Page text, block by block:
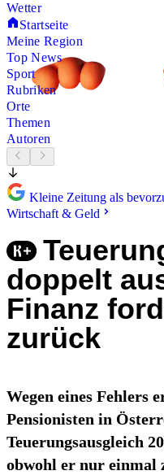
Wetter
Startseite
Meine Region
Top News
Sport
Rubriken
Orte
Themen
Autoren
Kleine Zeitung als
Wirtschaft & Geld
doppelt
Finanz
zurück
Wegen eines Fehlers
Pensionisten in
Teuerungsausgleich
obwohl er nur einmal